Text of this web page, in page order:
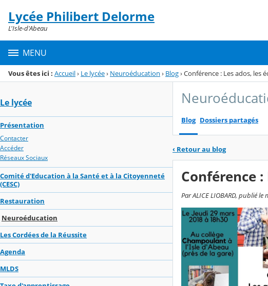
Menu de la rubrique
Contenu
Lycée Philibert Delorme
L'Isle-d'Abeau
MENU
Vous êtes ici : Accueil› Le lycée› Neuroéducation › Blog›Conférence : Les ados, les
Le lycée
Présentation
Contacter
Accéder
Réseaux Sociaux
Comité d'Education à la Santé et à la Citoyenneté
(CESC)
Restauration
Neuroéducation
Les Cordées de la Réussite
Agenda
MLDS
Blog Dossiers partagés
‹ Retour au blog
Conférence
Par ALICE LIOBARD, publié